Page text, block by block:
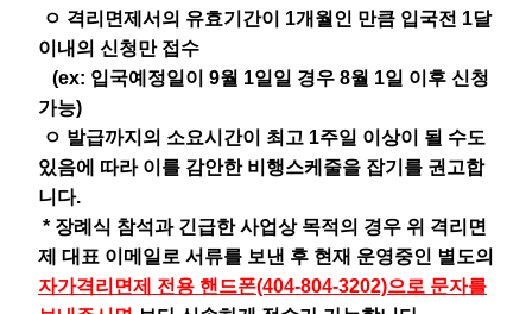
ㅇ 격리면제서의 유효기간이 1개월인 만큼 입국전 1달
이내의 신청만 접수
(ex: 입국예정일이 9월 1일일 경우 8월 1일 이후 신청
가능)
ㅇ 발급까지의 소요시간이 최고 1주일 이상이 될 수도
있음에 따라 이를 감안한 비행스케줄을 잡기를 권고합
니다.
* 장례식 참석과 긴급한 사업상 목적의 경우 위 격리면
제 대표 이메일로 서류를 보낸 후 현재 운영중인 별도의
자가격리면제 전용 핸드폰(404-804-3202)으로 문자를